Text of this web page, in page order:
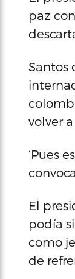
paz
Santos
volver
‘Pues
El
podía
como
de